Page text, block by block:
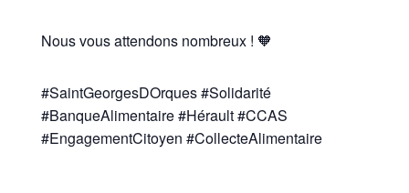
Nous vous attendons nombreux ! 🧡
#SaintGeorgesDOrques #Solidarité
#BanqueAlimentaire #Hérault #CCAS
#EngagementCitoyen #CollecteAlimentaire